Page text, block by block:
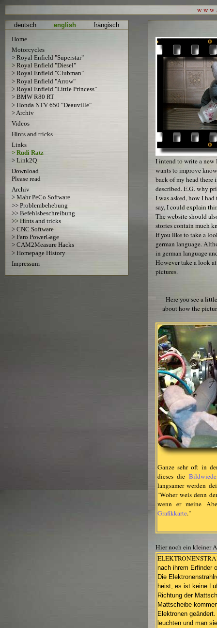
w w w
deutsch english
frängisch
Home
Motorcycles
> Royal Enfield "Superstar"
> Royal Enfield "Diesel"
> Royal Enfield "Clubman"
> Royal Enfield "Arrow"
> Royal Enfield "Little Princess"
> BMW R80 RT
> Honda NTV 650 "Deauville"
> Archiv
Videos
Hints and tricks
Links
> Rudi Ratz
> Link2Q
Download
Please read
Archiv
> Mahr PeCo Software
>> Problembehebung
>> Befehlsbeschreibung
>> Hints and tricks
> CNC Software
> Faro PowerGage
> CAM2Measure Hacks
> Homepage History
Impressum
I intend to write a new
wants to improve
back of my head there
described. E.G. why
I was asked, how I
say, I could explain
The website should
stories contain much
If you like to take a
german language.
in german language
However take a look
pictures.
Here you see a
about how the
Ganze sehr oft in
dieses die
langsamer werden
"Woher weis denn
wenn er meine
Grafikkarte."
Hier noch ein kleiner
nach ihrem Erfinder
Die
heist, es ist keine
Richtung der
Mattscheibe
Elektronen
leuchten und man